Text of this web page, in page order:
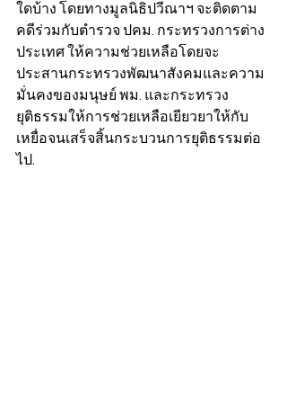
ใดบ้าง โดยทางมูลนิธิปวีณาฯ จะติดตาม
คดีร่วมกับตำรวจ ปคม. กระทรวงการต่าง
ประเทศ ให้ความช่วยเหลือโดยจะ
ประสานกระทรวงพัฒนาสังคมและความ
มั่นคงของมนุษย์ พม. และกระทรวง
ยุติธรรมให้การช่วยเหลือเยียวยาให้กับ
เหยื่อจนเสร็จสิ้นกระบวนการยุติธรรมต่อ
ไป.